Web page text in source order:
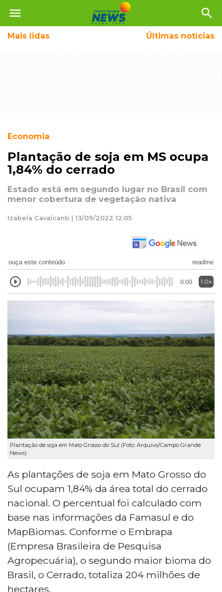
menu search
Mais lidas Últimas notícias
Economia
Plantação de soja em MS ocupa
1,84% do cerrado
Estado está em segundo lugar no Brasil com
menor cobertura de vegetação nativa
Izabela Cavalcanti | 13/09/2022 12:05
ouça este conteúdo readme
0:00 1.0x
Plantação de soja em Mato Grosso do Sul (Foto: Arquivo/Campo Grande
News)
As plantações de soja em Mato Grosso do
Sul ocupam 1,84% da área total do cerrado
nacional. O percentual foi calculado com
base nas informações da Famasul e do
MapBiomas. Conforme o Embrapa
(Empresa Brasileira de Pesquisa
Agropecuária), o segundo maior bioma do
Brasil, o Cerrado, totaliza 204 milhões de
hectares.